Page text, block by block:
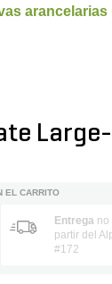
EL CARRITO
Entrega no
partir del
#172